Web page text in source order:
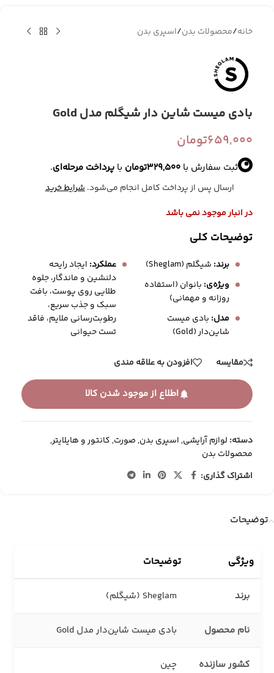
خانه/محصولات بدن/اسپری بدن
بادی میست شاین دار شیگلم مدل Gold
659,000تومان
ثبت سفارش با 329,500تومان با پرداخت مرحله‌ای.
ارسال پس از پرداخت کامل انجام می‌شود.شرایط خرید
در انبار موجود نمی باشد
توضیحات کلی
برند: شیگلم (Sheglam)
ویژه‌ی: بانوان (استفاده
روزانه و مهمانی)
مدل: بادی میست
شاین‌دار (Gold)
عملکرد: ایجاد رایحه
دلنشین و ماندگار، جلوه
طلایی روی پوست، بافت
سبک و جذب سریع،
رطوبت‌رسانی ملایم، فاقد
تست حیوانی
مقایسه افزودن به علاقه مندی
اطلاع از موجود شدن کالا
دسته: لوازم آرایشی,اسپری بدن,صورت,کانتور و هایلایتر,
محصولات بدن
اشتراک گذاری:
توضیحات
ویژگی توضیحات
برند Sheglam (شیگلم)
نام محصول بادی میست شاین‌دار مدل Gold
کشور سازنده چین